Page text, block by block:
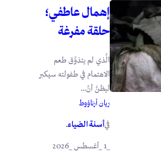
إهمال عاطفي؛
حلقة مفرغة
الَّذي لم يتذوَّق طعم
الاهتمام في طفولته سيكبر
ليظنَّ أنَّ...
ريان أرناؤوط
فيأسنة الضياء.
_1 _أغسطس _2026